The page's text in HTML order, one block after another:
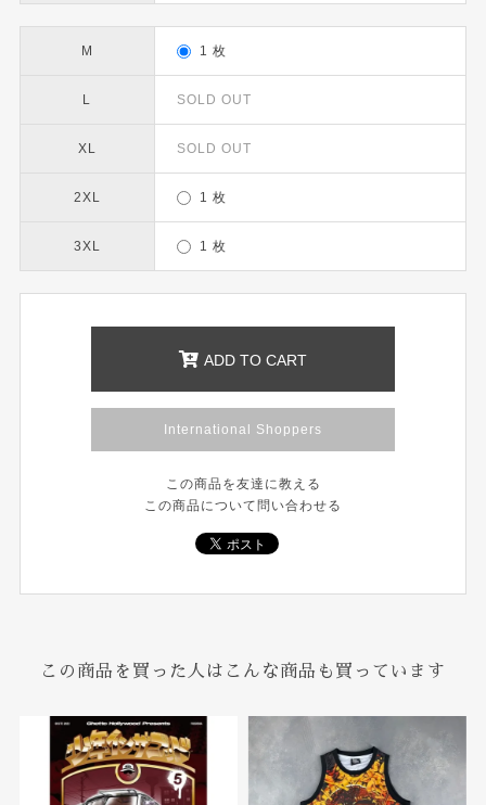
M 1 枚
L SOLD OUT
XL SOLD OUT
2XL 1 枚
3XL 1 枚
ADD TO CART
International Shoppers
この商品を友達に教える
この商品について問い合わせる
この商品を買った人はこんな商品も買っています